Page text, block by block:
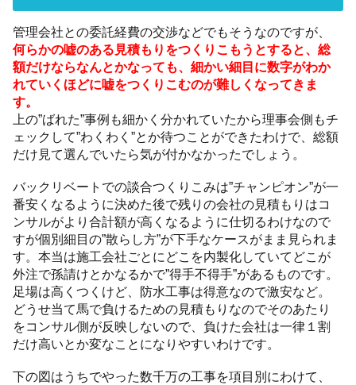
管理会社との委託経費の交渉などでもそうなのですが、
何らかの嘘のある見積もりをつくりこもうとすると、総
額だけならなんとかなっても、細かい細目に数字がわか
れていくほどに嘘をつくりこむのが難しくなってきま
す。
上の”ばれた”事例も細かく分かれていたから理事会側もチ
ェックして”わくわく”とか待つことができたわけで、総額
だけ見て選んでいたら気が付かなかったでしょう。
バックリベートでの談合つくりこみは”チャンピオン”が一
番安くなるように決めた後で残りの会社の見積もりはコ
ンサルがより合計額が高くなるように仕切るわけなので
すが個別細目の”散らし方”が下手なケースがまま見られま
す。本当は施工会社ごとにどこを内製化していてどこが
外注で孫請けとかなるかで”得手不得手”があるものです。
足場は高くつくけど、防水工事は得意なので激安など。
どうせ当て馬で負けるための見積もりなのでそのあたり
をコンサル側が反映しないので、負けた会社は一律１割
だけ高いとか変なことになりやすいわけです。
下の図はうちでやった数千万の工事を項目別にわけて、